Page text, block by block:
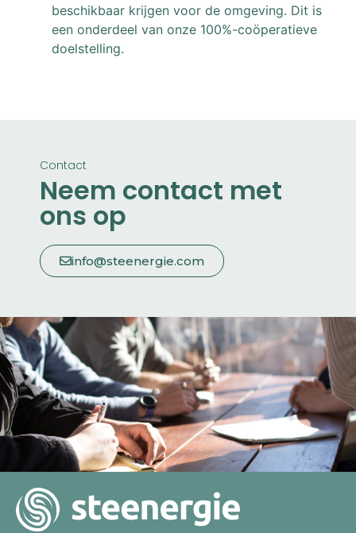
beschikbaar krijgen voor de omgeving. Dit is
een onderdeel van onze 100%-coöperatieve
doelstelling.
Contact
Neem contact met
ons op
info@steenergie.com